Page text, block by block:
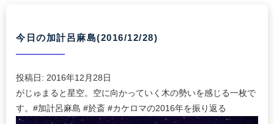
今日の加計呂麻島(2016/12/28)
投稿日: 2016年12月28日
がじゅまると星空。空に向かっていく木の勢いを感じる一枚で
す。#加計呂麻島 #於斎 #カケロマの2016年を振り返る